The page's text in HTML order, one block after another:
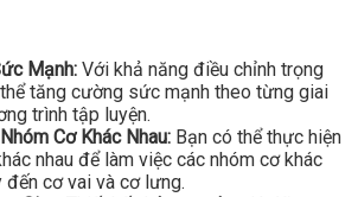
Mạnh: Với khả năng điều chỉnh trọng
tăng cường sức mạnh theo từng giai
trình tập luyện.
Cơ Khác Nhau: Bạn có thể thực hiện
nhau để làm việc các nhóm cơ khác
đến cơ vai và cơ lưng.